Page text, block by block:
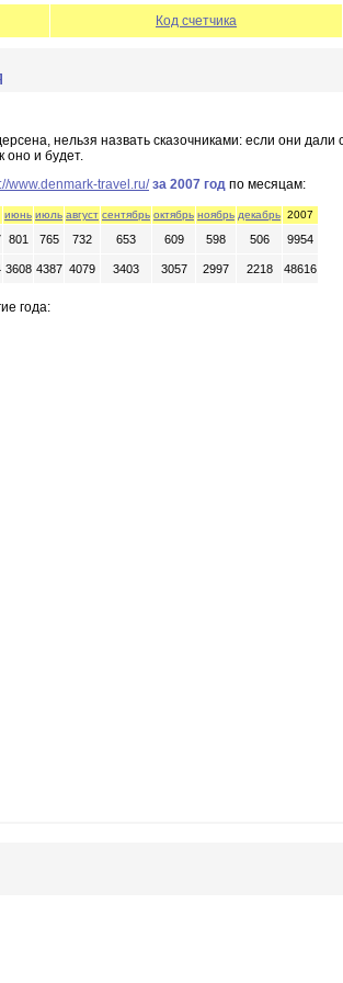
Код счетчика
нельзя назвать сказочниками: если они
оно и будет.
www.denmark-travel.ru/ за 2007 год по месяцам:
июнь июль август сентябрь октябрь ноябрь декабрь 2007
801 765 732 653 609 598 506 9954
3608 4387 4079 3403 3057 2997 2218 48616
года: